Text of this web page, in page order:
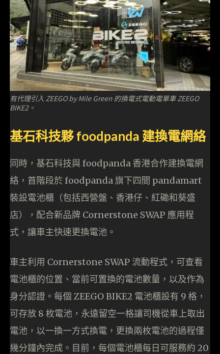
有代理引入 ZEEGO by Mile Green 的換電式電動電單車 ZEEGO
BIKE2。
基石科技夥 foodpanda 建換電網絡
同時，基石科技與 foodpanda 香港合作建換電網
絡，首階段於 foodpanda 旗下四間 pandamart
裝設電池櫃（包括西營盤、香港仔、紅磡和葵盛
店），配合新品牌 Cornerstone SWAP 應用程
式，讓車主快速更換電池。
車主利用 Cornerstone SWAP 流動程式，可查看
電池櫃的位置、當前可置換的電池數量，以及作為
身分認證。每個 ZEEGO BIKE2 電池櫃設有 9 格，
可存放 8 枚電池，永遠留空一格讓司機從車上取出
電池，以一換一方式換電，更換兩枚電池的過程僅
幾分鐘內完成。目前，每個電池櫃每日可服務約 20